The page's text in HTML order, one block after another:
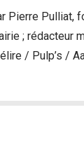
Pierre Pulliat,
; rédacteur
/ Pulp’s /